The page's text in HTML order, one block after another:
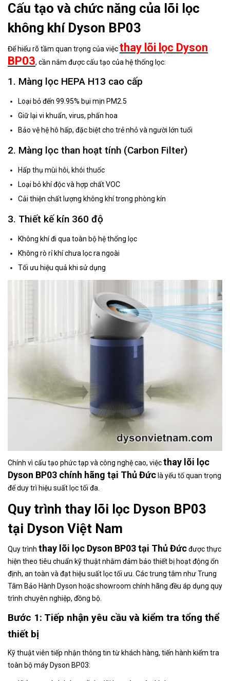
Cấu tạo và chức năng của lõi lọc
không khí Dyson BP03
Để hiểu rõ tầm quan trọng của việcthay lõi lọc Dyson
BP03, cần nắm được cấu tạo của hệ thống lọc:
1. Màng lọc HEPA H13 cao cấp
Loại bỏ đến 99.95% bụi mịn PM2.5
Giữ lại vi khuẩn, virus, phấn hoa
Bảo vệ hệ hô hấp, đặc biệt cho trẻ nhỏ và người lớn tuổi
2. Màng lọc than hoạt tính (Carbon Filter)
Hấp thụ mùi hôi, khói thuốc
Loại bỏ khí độc và hợp chất VOC
Cải thiện chất lượng không khí trong phòng kín
3. Thiết kế kín 360 độ
Không khí đi qua toàn bộ hệ thống lọc
Không rò rỉ khí chưa lọc ra ngoài
Tối ưu hiệu quả khi sử dụng
Chính vì cấu tạo phức tạp và công nghệ cao, việcthay lõi lọc
Dyson BP03 chính hãng tại Thủ Đức là yếu tố quan trọng
để duy trì hiệu suất lọc tối đa.
Quy trình thay lõi lọc Dyson BP03
tại Dyson Việt Nam
Quy trình thay lõi lọc Dyson BP03 tại Thủ Đứcđược thực
hiện theo tiêu chuẩn kỹ thuật nhằm đảm bảo thiết bị hoạt động ổn
định, an toàn và đạt hiệu suất lọc tối ưu. Các trung tâm như Trung
Tâm Bảo Hành Dyson hoặc showroom chính hãng đều áp dụng quy
trình chuyên nghiệp, đồng bộ.
Bước 1: Tiếp nhận yêu cầu và kiểm tra tổng thể
thiết bị
Kỹ thuật viên tiếp nhận thông tin từ khách hàng, tiến hành kiểm tra
toàn bộ máy Dyson BP03: